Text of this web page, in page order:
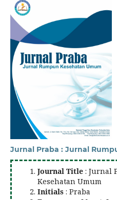
Jurnal Praba : Jurnal
Journal Title : Jurnal
Kesehatan Umum
Initials : Praba